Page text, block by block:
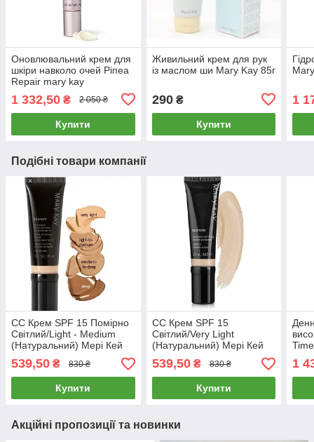
Оновлювальний крем для
шкіри навколо очей Ріпеа
Repair mary kay
1 332,50 ₴ 2 050 ₴
Купити
Живильний крем для рук
із маслом ши Mary Kay 85г
290₴
Купити
1
Подібні товари компанії
СС Крем SPF 15 Помірно
Світлий/Light - Medium
(Натуральний) Мері Кей
539,50 ₴ 830 ₴
Купити
СС Крем SPF 15
Світлий/Very Light
(Натуральний) Мері Кей
539,50₴ 830 ₴
Купити
Kay
1
Акційні пропозиції та новинки